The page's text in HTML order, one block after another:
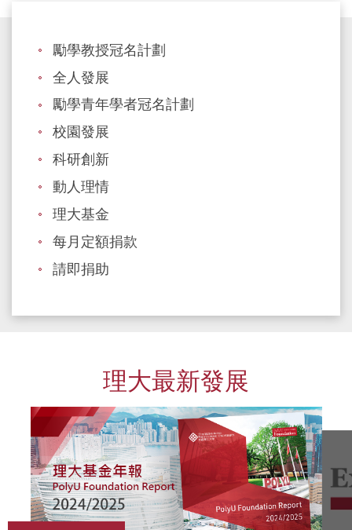
勵學教授冠名計劃
全人發展
勵學青年學者冠名計劃
校園發展
科研創新
動人理情
理大基金
每月定額捐款
請即捐助
理大最新發展